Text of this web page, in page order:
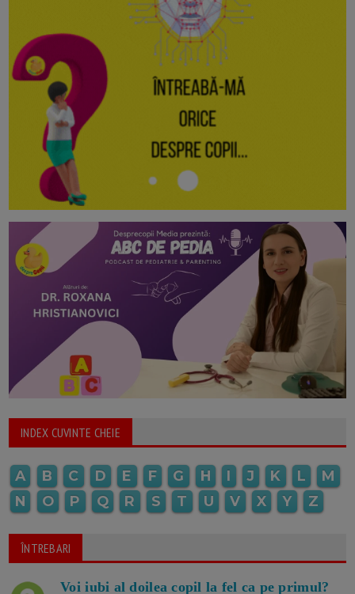
INDEX CUVINTE CHEIE
A B C D E F G H I J K L
M
N
O P Q R S T U V X Y Z
ÎNTREBARI
Voi iubi al doilea copil la fel ca pe primul?